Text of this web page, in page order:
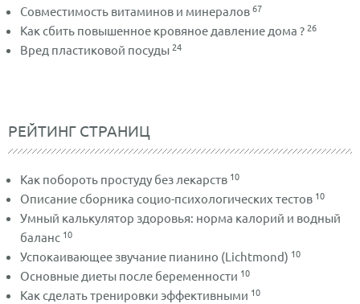
Совместимость витаминов и минералов67
Как сбить повышенное кровяное давление дома ? 26
Вред пластиковой посуды 24
РЕЙТИНГ СТРАНИЦ
Как побороть простуду без лекарств 10
Описание сборника социо-психологических тестов 10
Умный калькулятор здоровья: норма калорий и водный
баланс 10
Успокаивающее звучание пианино (Lichtmond) 10
Основные диеты после беременности 10
Как сделать тренировки эффективными 10